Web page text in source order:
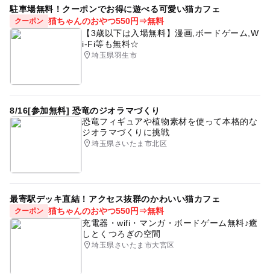
駐車場無料！クーポンでお得に遊べる可愛い猫カフェ
クーポン 猫ちゃんのおやつ550円⇒無料
【3歳以下は入場無料】漫画,ボードゲーム,W
i-Fi等も無料☆
埼玉県羽生市
8/16[参加無料] 恐竜のジオラマづくり
恐竜フィギュアや植物素材を使って本格的な
ジオラマづくりに挑戦
埼玉県さいたま市北区
最寄駅デッキ直結！アクセス抜群のかわいい猫カフェ
クーポン 猫ちゃんのおやつ550円⇒無料
充電器・wifi・マンガ・ボードゲーム無料♪癒
しとくつろぎの空間
埼玉県さいたま市大宮区